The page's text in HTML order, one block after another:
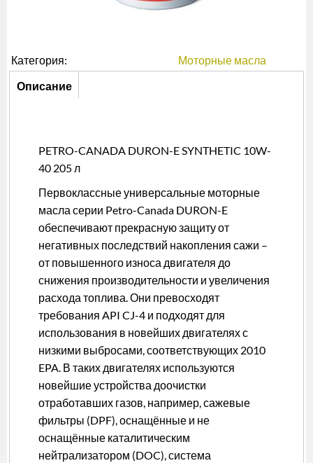
Категория: Моторные масла
Описание
Описание
PETRO-CANADA DURON-E SYNTHETIC 10W-
40 205 л
Первоклассные универсальные моторные
масла серии Petro-Canada DURON-E
обеспечивают прекрасную защиту от
негативных последствий накопления сажи –
от повышенного износа двигателя до
снижения производительности и увеличения
расхода топлива. Они превосходят
требования API CJ-4 и подходят для
использования в новейших двигателях с
низкими выбросами, соответствующих 2010
EPA. В таких двигателях используются
новейшие устройства доочистки
отработавших газов, например, сажевые
фильтры (DPF), оснащённые и не
оснащённые каталитическим
нейтрализатором (DOC), система